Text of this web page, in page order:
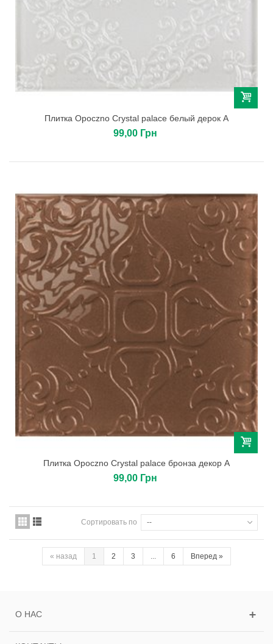
Плитка Opoczno Crystal palace белый дерок А
99,00 Грн
Плитка Opoczno Crystal palace бронза декор А
99,00 Грн
Сортировать по --
« назад 1 2 3 ... 6 Вперед »
О НАС